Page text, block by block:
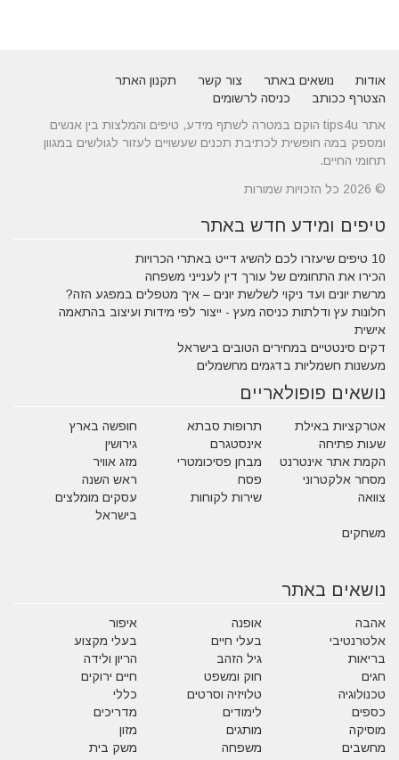
אודות נושאים באתר צור קשר
תקנון האתר
הצטרף ככותב
כניסה לרשומים
אתר tips4u הוקם במטרה לשתף מידע, טיפים והמלצות בין אנשים
ומספק במה חופשית לכתיבת תכנים שעשויים לעזור לגולשים במגוון
תחומי החיים.
© 2026 כל הזכויות שמורות
טיפים ומידע חדש באתר
10 טיפים שיעזרו לכם להשיג דייט באתרי הכרויות
הכירו את התחומים של עורך דין לענייני משפחה
מרשת יונים ועד ניקוי לשלשת יונים – איך מטפלים במפגע הזה?
חלונות עץ ודלתות כניסה מעץ - ייצור לפי מידות ועיצוב בהתאמה
אישית
דקים סינטטיים במחירים הטובים בישראל
מעשנות חשמליות בדגמים מחשמלים
נושאים פופולאריים
אטרקציות באילת תרופות סבתא
חופשה בארץ
שעות פתיחה
אינסטגרם
גירושין
הקמת אתר אינטרנט
מבחן פסיכומטרי
מזג אוויר
מסחר אלקטרוני
פסח
ראש השנה
צוואה
שירות לקוחות
עסקים מומלצים
בישראל
משחקים
נושאים באתר
אהבה אופנה
איפור
אלטרנטיבי
בעלי חיים
בעלי מקצוע
בריאות
גיל הזהב
הריון ולידה
חגים
חוק ומשפט
חיים ירוקים
טכנולוגיה
טלויזיה וסרטים
כללי
כספים
לימודים
מדריכים
מוסיקה
מותגים
מזון
מחשבים
משפחה
משק בית